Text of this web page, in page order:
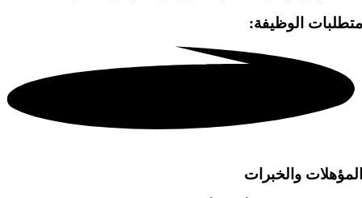
متطلبات الوظيفة:
المؤهلات والخبرات